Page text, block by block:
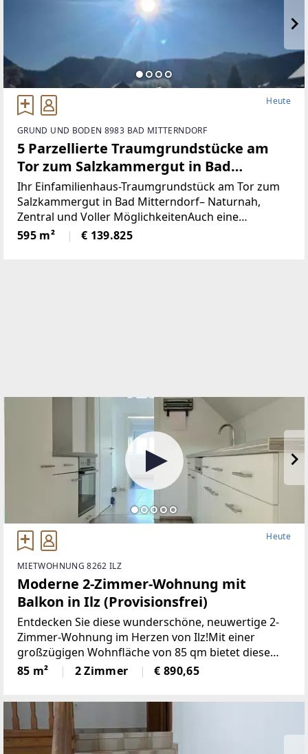
Heute
GRUND UND BODEN 8983 BAD MITTERNDORF
5 Parzellierte Traumgrundstücke am
Tor zum Salzkammergut in Bad
Mitterndorf - naturnah, zentral und
voller Möglichkeiten (Provisionsfrei)
Ihr Einfamilienhaus-Traumgrundstück am Tor zum
Salzkammergut in Bad Mitterndorf– Naturnah,
Zentral und Voller MöglichkeitenAuch eine
touristische Vermietung ist nach Absprache mit der
Gemeinde möglich.Die Loipe und Therme
595 m² € 139.825
Heute
MIETWOHNUNG 8262 ILZ
Moderne 2-Zimmer-Wohnung mit
Balkon in Ilz (Provisionsfrei)
Entdecken Sie diese wunderschöne, neuwertige 2-
Zimmer-Wohnung im Herzen von Ilz!Mit einer
großzügigen Wohnfläche von 85 qm bietet diese
Wohnung den idealen Raumfür Singles oder Paare.
Die lichtdurchfluteten Räume überzeugen durch
85 m² 2 Zimmer € 890,65